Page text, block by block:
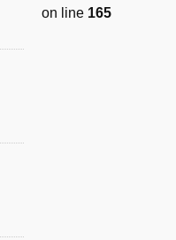
on line 165